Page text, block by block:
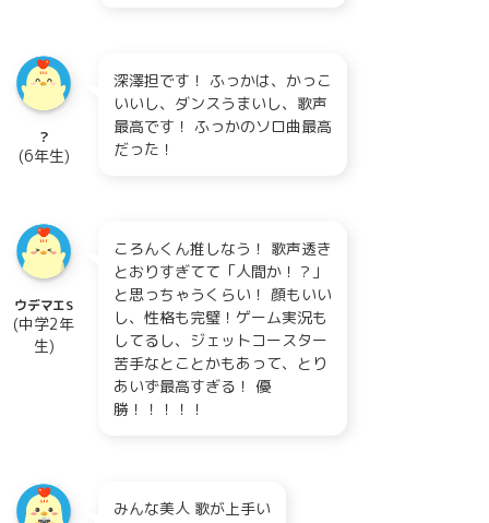
？
(6年生)
深澤担です！ ふっかは、かっこ
いいし、ダンスうまいし、歌声
最高です！ ふっかのソロ曲最高
だった！
ウデマエS
(中学2年
生)
ころんくん推しなう！ 歌声透き
とおりすぎてて「人間か！？」
と思っちゃうくらい！ 顔もいい
し、性格も完璧！ゲーム実況も
してるし、ジェットコースター
苦手なとことかもあって、とり
あいず最高すぎる！ 優
勝！！！！！
みんな美人 歌が上手い